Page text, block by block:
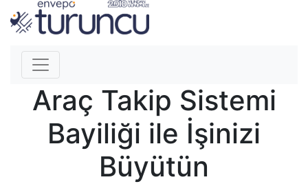
Araç Takip Sistemi
Bayiliği ile İşinizi
Büyütün